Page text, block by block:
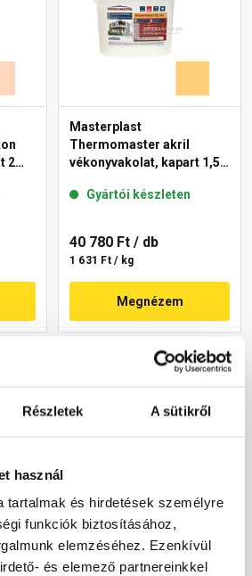
Részletek A sütikről
használ
tartalmak és hirdetések személyre
funkciók biztosításához,
elemzéséhez. Ezenkívül
és elemező partnereinkkel
2
Masterplast
Thermomaster akril
vékonyvakolat, kapart 1,5
Gyártói készleten
40 780 Ft / db
1 631 Ft / kg
Megnézem
Masterplast
Thermomaster akril
vékonyvakolat,
gördülőszemcsés 2 mm